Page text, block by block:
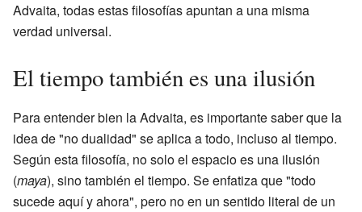
Advaita, todas estas filosofías apuntan a una misma
verdad universal.
El tiempo también es una ilusión
Para entender bien la Advaita, es importante saber que la
idea de "no dualidad" se aplica a todo, incluso al tiempo.
Según esta filosofía, no solo el espacio es una ilusión
(maya), sino también el tiempo. Se enfatiza que "todo
sucede aquí y ahora", pero no en un sentido literal de un